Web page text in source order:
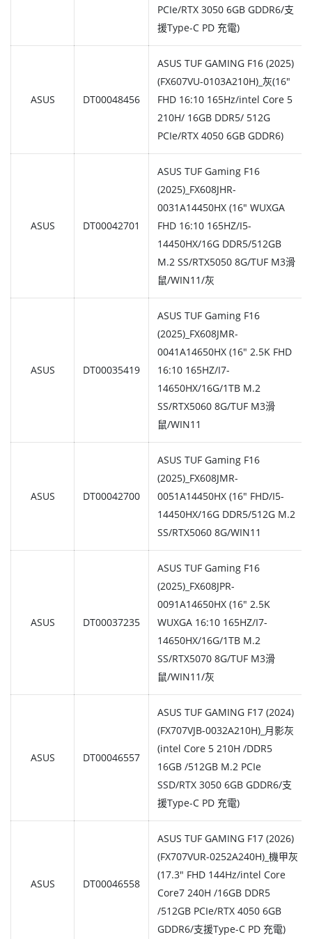
PCIe/RTX 3050 6GB GDDR6/支
援Type-C PD 充電)
ASUS DT00048456
ASUS TUF GAMING F16 (2025)
(FX607VU-0103A210H)_灰(16"
FHD 16:10 165Hz/intel Core 5
210H/ 16GB DDR5/ 512G
PCIe/RTX 4050 6GB GDDR6)
ASUS DT00042701
ASUS TUF Gaming F16
(2025)_FX608JHR-
0031A14450HX (16" WUXGA
FHD 16:10 165HZ/I5-
14450HX/16G DDR5/512GB
M.2 SS/RTX5050 8G/TUF M3滑
鼠/WIN11/灰
ASUS DT00035419
ASUS TUF Gaming F16
(2025)_FX608JMR-
0041A14650HX (16" 2.5K FHD
16:10 165HZ/I7-
14650HX/16G/1TB M.2
SS/RTX5060 8G/TUF M3滑
鼠/WIN11
ASUS DT00042700
ASUS TUF Gaming F16
(2025)_FX608JMR-
0051A14450HX (16" FHD/I5-
14450HX/16G DDR5/512G M.2
SS/RTX5060 8G/WIN11
ASUS DT00037235
ASUS TUF Gaming F16
(2025)_FX608JPR-
0091A14650HX (16" 2.5K
WUXGA 16:10 165HZ/I7-
14650HX/16G/1TB M.2
SS/RTX5070 8G/TUF M3滑
鼠/WIN11/灰
ASUS DT00046557
ASUS TUF GAMING F17 (2024)
(FX707VJB-0032A210H)_月影灰
(intel Core 5 210H /DDR5
16GB /512GB M.2 PCIe
SSD/RTX 3050 6GB GDDR6/支
援Type-C PD 充電)
ASUS DT00046558
ASUS TUF GAMING F17 (2026)
(FX707VUR-0252A240H)_機甲灰
(17.3" FHD 144Hz/intel Core
Core7 240H /16GB DDR5
/512GB PCIe/RTX 4050 6GB
GDDR6/支援Type-C PD 充電)